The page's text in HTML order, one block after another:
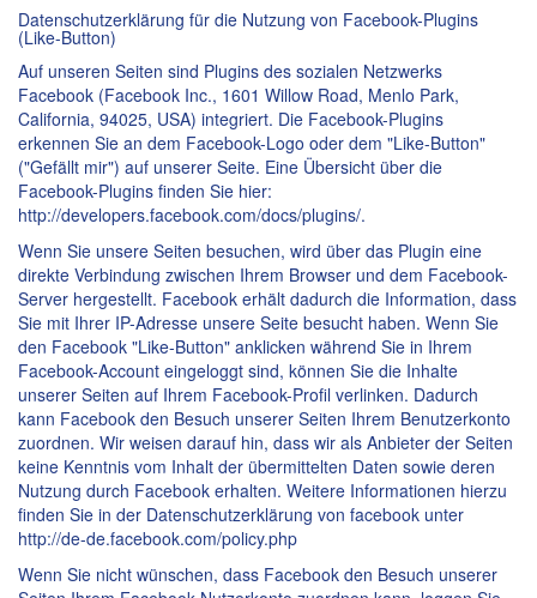
Datenschutzerklärung für die Nutzung von Facebook-Plugins
(Like-Button)
Auf unseren Seiten sind Plugins des sozialen Netzwerks
Facebook (Facebook Inc., 1601 Willow Road, Menlo Park,
California, 94025, USA) integriert. Die Facebook-Plugins
erkennen Sie an dem Facebook-Logo oder dem "Like-Button"
("Gefällt mir") auf unserer Seite. Eine Übersicht über die
Facebook-Plugins finden Sie hier:
http://developers.facebook.com/docs/plugins/.
Wenn Sie unsere Seiten besuchen, wird über das Plugin eine
direkte Verbindung zwischen Ihrem Browser und dem Facebook-
Server hergestellt. Facebook erhält dadurch die Information, dass
Sie mit Ihrer IP-Adresse unsere Seite besucht haben. Wenn Sie
den Facebook "Like-Button" anklicken während Sie in Ihrem
Facebook-Account eingeloggt sind, können Sie die Inhalte
unserer Seiten auf Ihrem Facebook-Profil verlinken. Dadurch
kann Facebook den Besuch unserer Seiten Ihrem Benutzerkonto
zuordnen. Wir weisen darauf hin, dass wir als Anbieter der Seiten
keine Kenntnis vom Inhalt der übermittelten Daten sowie deren
Nutzung durch Facebook erhalten. Weitere Informationen hierzu
finden Sie in der Datenschutzerklärung von facebook unter
http://de-de.facebook.com/policy.php
Wenn Sie nicht wünschen, dass Facebook den Besuch unserer